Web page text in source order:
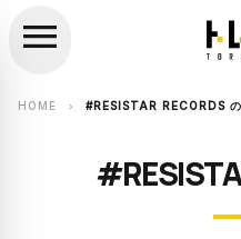
search
menu
HOME chevron_right #RESISTAR RECORDS